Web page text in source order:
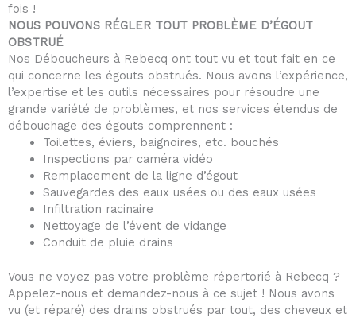
fois !
NOUS POUVONS RÉGLER TOUT PROBLÈME D’ÉGOUT
OBSTRUÉ
Nos Déboucheurs à Rebecq ont tout vu et tout fait en ce
qui concerne les égouts obstrués. Nous avons l’expérience,
l’expertise et les outils nécessaires pour résoudre une
grande variété de problèmes, et nos services étendus de
débouchage des égouts comprennent :
Toilettes, éviers, baignoires, etc. bouchés
Inspections par caméra vidéo
Remplacement de la ligne d’égout
Sauvegardes des eaux usées ou des eaux usées
Infiltration racinaire
Nettoyage de l’évent de vidange
Conduit de pluie drains
Vous ne voyez pas votre problème répertorié à Rebecq ?
Appelez-nous et demandez-nous à ce sujet ! Nous avons
vu (et réparé) des drains obstrués par tout, des cheveux et